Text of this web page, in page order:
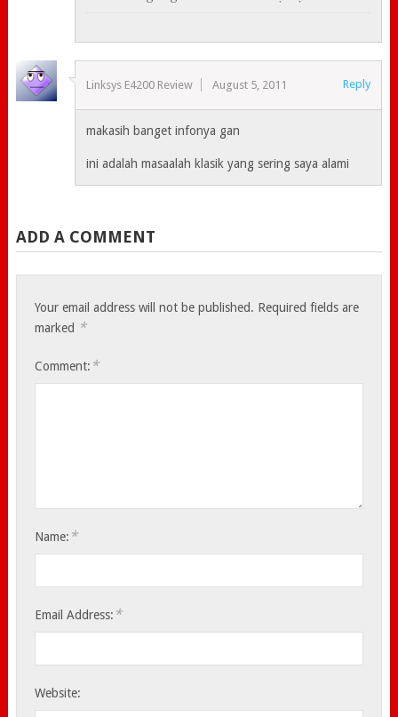
Linksys E4200 Review August 5, 2011 Reply
makasih banget infonya gan
ini adalah masaalah klasik yang sering saya alami
ADD A COMMENT
Your email address will not be published. Required fields are
marked *
Comment: *
Name: *
Email Address: *
Website: